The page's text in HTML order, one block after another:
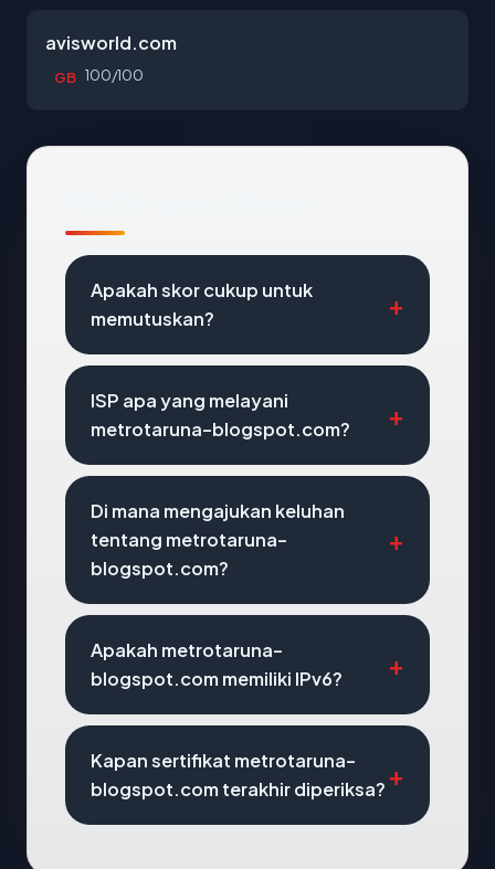
avisworld.com
GB 100/100
Apakah skor cukup untuk
memutuskan?
ISP apa yang melayani
metrotaruna-blogspot.com?
Di mana mengajukan keluhan
tentang metrotaruna-
blogspot.com?
Apakah metrotaruna-
blogspot.com memiliki IPv6?
Kapan sertifikat metrotaruna-
blogspot.com terakhir diperiksa?